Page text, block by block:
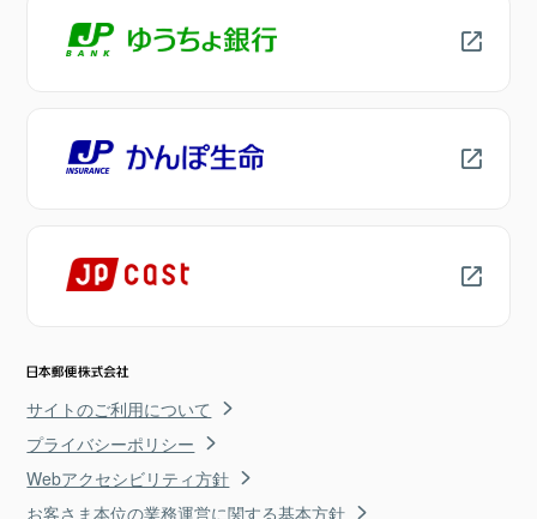
サイトのご利用について
プライバシーポリシー
Webアクセシビリティ方針
お客さま本位の業務運営に関する基本方針